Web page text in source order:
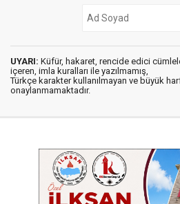
UYARI: Küfür, hakaret, rencide edici
içeren, imla kuralları ile yazılmamış,
Türkçe karakter kullanılmayan ve büyük
onaylanmamaktadır.